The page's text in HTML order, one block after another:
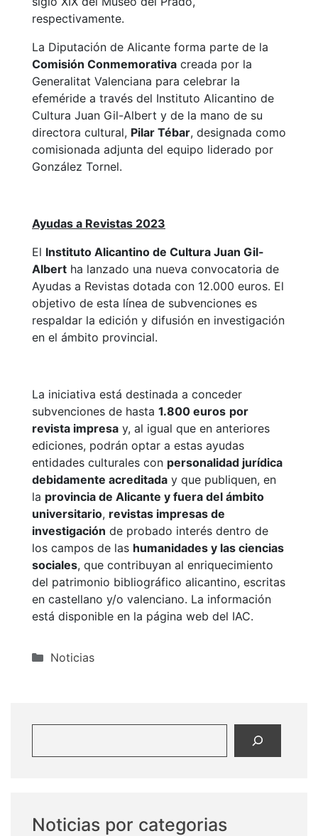
respectivamente.
La Diputación de Alicante forma parte de la
Comisión Conmemorativa creada por la
Generalitat Valenciana para celebrar la
efeméride a través del Instituto Alicantino de
Cultura Juan Gil-Albert y de la mano de su
directora cultural, Pilar Tébar, designada como
comisionada adjunta del equipo liderado por
González Tornel.
Ayudas a Revistas 2023
El Instituto Alicantino de Cultura Juan Gil-
Albert ha lanzado una nueva convocatoria de
Ayudas a Revistas dotada con 12.000 euros. El
objetivo de esta línea de subvenciones es
respaldar la edición y difusión en investigación
en el ámbito provincial.
La iniciativa está destinada a conceder
subvenciones de hasta 1.800 euros por
revista impresa y, al igual que en anteriores
ediciones, podrán optar a estas ayudas
entidades culturales con personalidad jurídica
debidamente acreditada y que publiquen, en
la provincia de Alicante y fuera del ámbito
universitario, revistas impresas de
investigación de probado interés dentro de
los campos de las humanidades y las ciencias
sociales, que contribuyan al enriquecimiento
del patrimonio bibliográfico alicantino, escritas
en castellano y/o valenciano. La información
está disponible en la página web del IAC.
Categorías
Noticias
Noticias por categorias